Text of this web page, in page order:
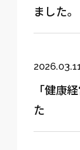
ました。
「健康
た